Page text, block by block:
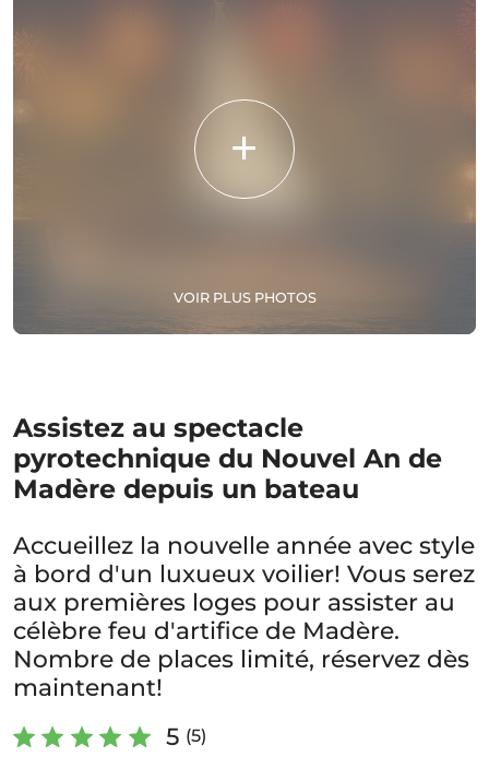
VOIR PLUS PHOTOS
Assistez au spectacle
pyrotechnique du Nouvel An de
Madère depuis un bateau
Accueillez la nouvelle année avec style
à bord d'un luxueux voilier! Vous serez
aux premières loges pour assister au
célèbre feu d'artifice de Madère.
Nombre de places limité, réservez dès
maintenant!
5 (5)